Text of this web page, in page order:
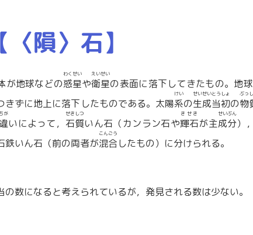
隕〉石】
が地球などの惑星
わくせい
や衛星
えいせい
の表面に落下してきたもの。地球
きずに地上に落下したものである。太陽系
けい
の生成当初
せいせいとうしょ
の物
ぶっ
違
ちが
いによって， 石質
せきしつ
いん石（カンラン石や輝石
きせき
が主成分
せいぶん
）
鉄いん石（前の両者が混合
こんごう
したもの）に分けられる。
数になると考えられているが，発見される数は少ない。